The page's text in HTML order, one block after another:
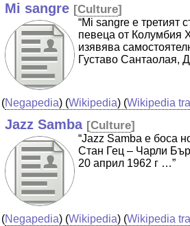
Mi sangre [Culture]
“Mi sangre е третият
певеца от Колумбия
изявява
Густаво Сантаолая,
(Negapedia) (Wikipedia) (Wikipedia
Jazz Samba [Culture]
“Jazz Samba е боса
Стан Гец – Чарли
20 април 1962 г …”
(Negapedia) (Wikipedia) (Wikipedia